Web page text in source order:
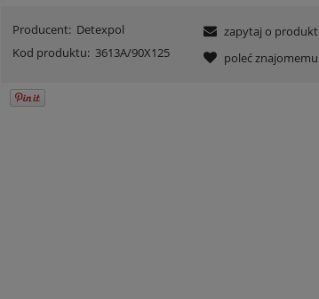
Producent: Detexpol
Kod produktu: 3613A/90X125
zapytaj o produkt
poleć znajomemu